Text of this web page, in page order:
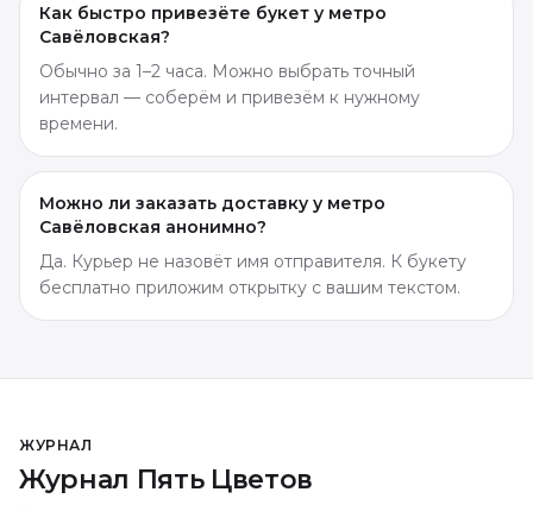
Как быстро привезёте букет у метро
Савёловская?
Обычно за 1–2 часа. Можно выбрать точный
интервал — соберём и привезём к нужному
времени.
Можно ли заказать доставку у метро
Савёловская анонимно?
Да. Курьер не назовёт имя отправителя. К букету
бесплатно приложим открытку с вашим текстом.
ЖУРНАЛ
Журнал Пять Цветов